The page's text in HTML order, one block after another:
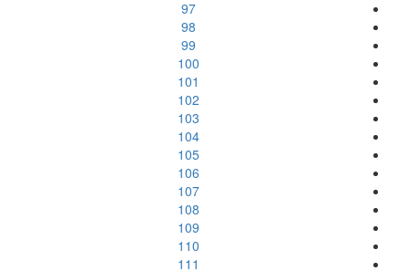
97
98
99
100
101
102
103
104
105
106
107
108
109
110
111